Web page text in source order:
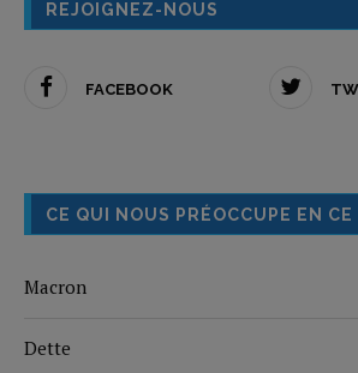
REJOIGNEZ-NOUS
FACEBOOK
CE QUI NOUS PRÉOCCUPE EN
Macron
Dette